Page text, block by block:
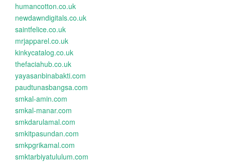
humancotton.co.uk
newdawndigitals.co.uk
saintfelice.co.uk
mrjapparel.co.uk
kinkycatalog.co.uk
thefaciahub.co.uk
yayasanbinabakti.com
paudtunasbangsa.com
smkal-amin.com
smkal-manar.com
smkdarulamal.com
smkitpasundan.com
smkpgrikamal.com
smktarbiyatululum.com